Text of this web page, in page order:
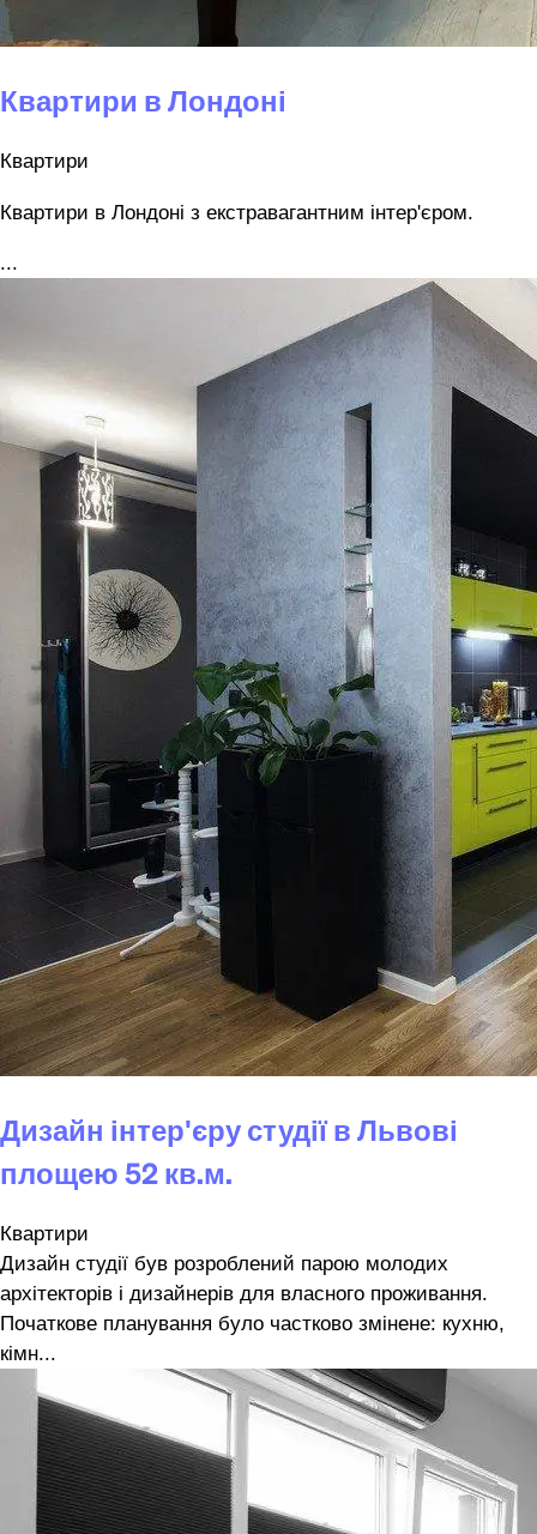
Квартири в Лондоні
Квартири
Квартири в Лондоні з екстравагантним інтер'єром.
...
Дизайн інтер'єру студії в Львові
площею 52 кв.м.
Квартири
Дизайн студії був розроблений парою молодих
архітекторів і дизайнерів для власного проживання.
Початкове планування було частково змінене: кухню,
кімн...